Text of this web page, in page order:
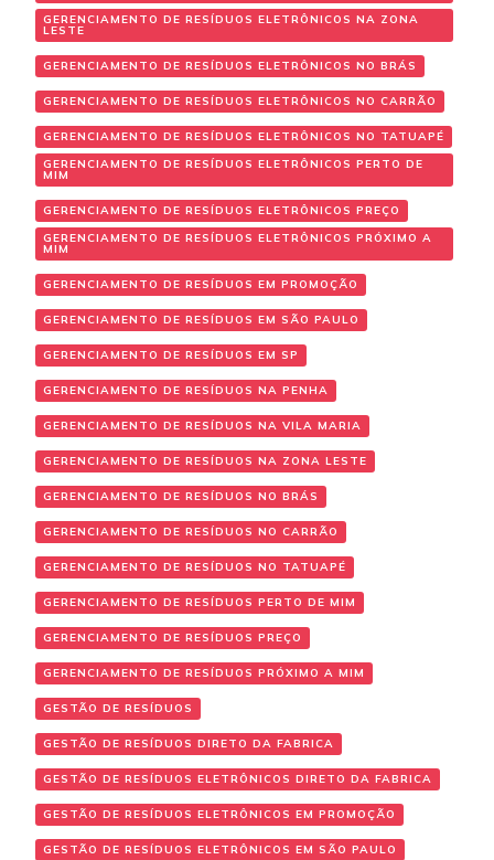
GERENCIAMENTO DE RESÍDUOS ELETRÔNICOS NA ZONA
LESTE
GERENCIAMENTO DE RESÍDUOS ELETRÔNICOS NO BRÁS
GERENCIAMENTO DE RESÍDUOS ELETRÔNICOS NO CARRÃO
GERENCIAMENTO DE RESÍDUOS ELETRÔNICOS NO TATUAPÉ
GERENCIAMENTO DE RESÍDUOS ELETRÔNICOS PERTO DE
MIM
GERENCIAMENTO DE RESÍDUOS ELETRÔNICOS PREÇO
GERENCIAMENTO DE RESÍDUOS ELETRÔNICOS PRÓXIMO A
MIM
GERENCIAMENTO DE RESÍDUOS EM PROMOÇÃO
GERENCIAMENTO DE RESÍDUOS EM SÃO PAULO
GERENCIAMENTO DE RESÍDUOS EM SP
GERENCIAMENTO DE RESÍDUOS NA PENHA
GERENCIAMENTO DE RESÍDUOS NA VILA MARIA
GERENCIAMENTO DE RESÍDUOS NA ZONA LESTE
GERENCIAMENTO DE RESÍDUOS NO BRÁS
GERENCIAMENTO DE RESÍDUOS NO CARRÃO
GERENCIAMENTO DE RESÍDUOS NO TATUAPÉ
GERENCIAMENTO DE RESÍDUOS PERTO DE MIM
GERENCIAMENTO DE RESÍDUOS PREÇO
GERENCIAMENTO DE RESÍDUOS PRÓXIMO A MIM
GESTÃO DE RESÍDUOS
GESTÃO DE RESÍDUOS DIRETO DA FABRICA
GESTÃO DE RESÍDUOS ELETRÔNICOS DIRETO DA FABRICA
GESTÃO DE RESÍDUOS ELETRÔNICOS EM PROMOÇÃO
GESTÃO DE RESÍDUOS ELETRÔNICOS EM SÃO PAULO